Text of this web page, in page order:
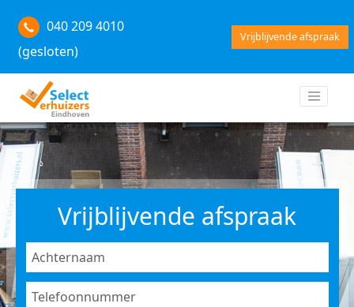
040 209 4010
(gesloten)
Vrijblijvende afspraak
Vrijblijvende afspraak